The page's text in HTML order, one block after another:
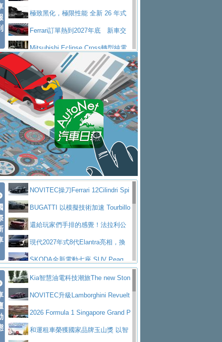
ptain Seat
EV
技的座駕! Ford Territory中型油電休旅
SO Super Great今日在台登場，結合先進安
全輔助科技
ntis四品牌經銷權，全新多品牌旗艦展示中
心開幕啟用
屏東特搜大隊再添新利器 SITRAK
救助器材車買氣不衰、SUZUKI經銷商勇於開啟
全新大店，新北都鈴木占地500坪土城旗艦
展示中心開幕
2025第七屆ISUZU運轉職人挑戰賽
熱血登場 展現極致車技與專業職人精神
H2GP世界總決賽圓滿落幕 台灣團
隊表現精彩淨零減碳指標性應用 純電動水泥預
拌車 消防車除了滅火裝備還需要什麼？
一探SITRAK “準” 消防車的究竟
大益金龍初試啼聲，汽柴油5噸貨車
不是對手正宗年鑑2025年全球自動車年鑑1月
下旬問世！2024第六屆ISUZU運轉職人挑戰賽
首度前進南台灣熱烈開戰
豪華電能休旅新星 Audi Q4 Sportba
ck 55 e-tron S lineScania Taiwan 逆風而行，加深力
道投資布局
場 續航最高657公里、支援320kW快充
極致黑化，極限性能 全新 26 年式
DEFENDER OCTA BLACK 限量登台
Ferrari訂單熱到2027年底 新車交
付至少得等一年以上
Mitsubishi Eclipse Cross轉型純電
休旅 87kWh電池續航超過600公里
全新BMW 318i Touring豪華旅行車
全台限量200台 進化現型
不等零關稅的紅利，Jeep品牌今日
起展開首批車交車
Volvo EX60 即將叩關，靜肅性、底
盤與數位介面搶先揭露
Audi Q9 將於 2026 年底上市 旗艦
大型 SUV 鎖定七人座豪華市場
BMW攜手漫威電影【蜘蛛人：重生
日】 Skoda 發表全新 Peaq 內裝：七人
座純電旗艦 SUV，行李廂最大可達 935 公
升
全新純電 Mercedes-Benz C 400 4
MATIC Electric 登場
奢華與科技大躍進，MAZDA全新3
代CX-5全方位進化提前亮相並展開預售94.9
萬起
馬自達公布 2027 年式 MX-5 更
新，新增 Yakudo 特別版
Skoda Peaq 發表全新電動動力系
統 最長續航逾 640 公里、支援雙向供電
BMW M2 首度導入 xDrive 四驅，
美國與瑞士需求成關鍵推手
The all-new T-Roc 魅力 自成焦點
Maserati GT2 Stradale「Tribute to
MC12」全球首度亮相
迎接 RANGE ROVER 品牌家族第
五位成員 全新 RANGE ROVER GT 預告登
場
造型華麗時尚、科技座艙再進化，P
eugeot 208小改款發表上市94.8萬起
NOVITEC操刀Ferrari 12Cilindri Spi
der 碳纖維空力、鍛造輪圈與Inconel排氣
上身
BUGATTI 以模擬技術加速 Tourbillo
n 動態開發還給玩家們手排的感覺！法拉利公
布12Cilidri Manaule手排超跑產品細節
現代2027年式8代Elantra亮相，換
裝更銳利的造型、更先進的資訊娛樂系統及
更高效的動力
SKODA全新電動七座 SUV Peaq
問世，擁有品牌史上最寬敞且豪華的座艙
AUDI推出首款高性能油電超跑Nuvo
lari，0到100公里加速2.6秒、極速350公里
／小時
百年三叉戟傳奇再啟程 Maserati 重
返 1000 Miglia 傳承競速榮耀
法拉利首款純電跑車Luce亮相，最
大馬力超過1000匹並具備530公里最大續航
小車大空間、座艙科技更先進，SK
Kia智慧油電科技潮旅The new Ston
ic 1-7月累計銷量創歷史新高
NOVITEC升級Lamborghini Revuelt
o 綜效輸出增至1,048匹
2026 Formula 1 Singapore Grand P
rix 新加坡大獎賽 Audi 極速之旅開放報名
和運租車榮獲國家品牌玉山獎 以智